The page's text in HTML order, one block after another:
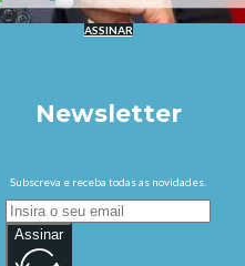
ASSINAR
Newsletter
Subscreva e receba todas as novidades.
Assinar